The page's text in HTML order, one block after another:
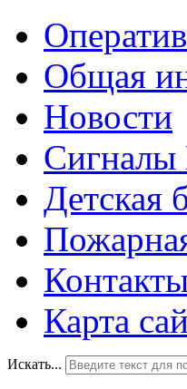
Общая
Новости
Детская
Карта
Искать...